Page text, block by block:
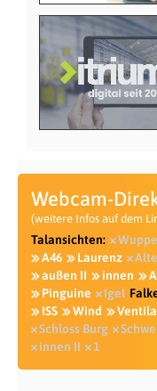
Webcam-
(weitere Infos auf dem
Talansichten:
A46
Laurenz
außen II
innen
Pinguine
Igel
ISS
Wind
Schloss Burg
innen II
1